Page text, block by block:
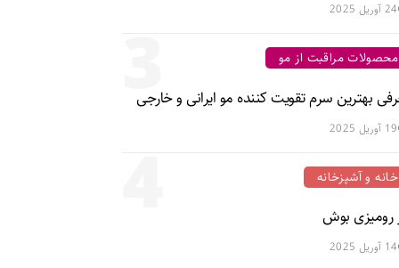
24 آوریل 2025
3 محصولات مراقبت از مو
بهترین سرم تقویت کننده مو ایرانی و خارجی
19 آوریل 2025
خانه و آشپزخانه
رومیزی بوش
14 آوریل 2025